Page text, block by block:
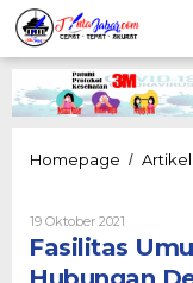
Lewati
ke
konten
Homepage / Artikel
19 Oktober 2021
Puji
Fasilitas